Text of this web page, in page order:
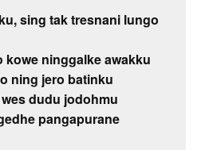
sing tak tresnani lungo
kowe ninggalke awakku
ning jero batinku
dudu jodohmu
pangapurane